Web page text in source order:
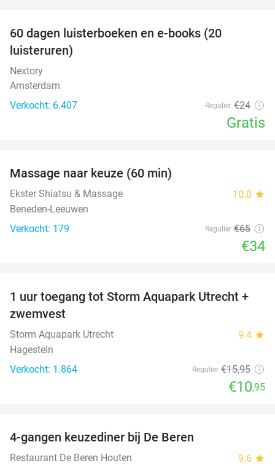
60 dagen luisterboeken en e-books (20
luisteruren)
Nextory
Amsterdam
Verkocht: 6.407
Regulier €24
Gratis
Massage naar keuze (60 min)
Ekster Shiatsu & Massage 10.0 star
Beneden-Leeuwen
Verkocht: 179
Regulier €65
€34
31%
1 uur toegang tot Storm Aquapark Utrecht +
zwemvest
Storm Aquapark Utrecht 9.4 star
Hagestein
Verkocht: 1.864
Regulier €15,95
€10,95
4-gangen keuzediner bij De Beren
Restaurant De Beren Houten 9.6 star